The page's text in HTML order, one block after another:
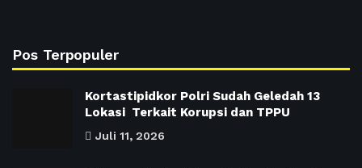
Pos Terpopuler
Kortastipidkor Polri Sudah Geledah 13
Lokasi Terkait Korupsi dan TPPU
Juli 11, 2026